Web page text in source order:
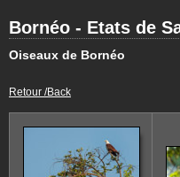
Bornéo - Etats de
Oiseaux de Bornéo
Retour /Back